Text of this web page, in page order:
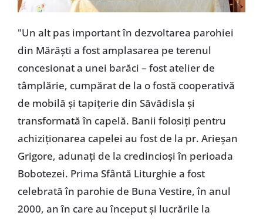
"Un alt pas important în dezvoltarea parohiei
din Mărăști a fost amplasarea pe terenul
concesionat a unei barăci – fost atelier de
tâmplărie, cumpărat de la o fostă cooperativă
de mobilă și tapițerie din Săvădisla și
transformată în capelă. Banii folosiți pentru
achiziționarea capelei au fost de la pr. Arieșan
Grigore, adunați de la credincioși în perioada
Bobotezei. Prima Sfântă Liturghie a fost
celebrată în parohie de Buna Vestire, în anul
2000, an în care au început și lucrările la